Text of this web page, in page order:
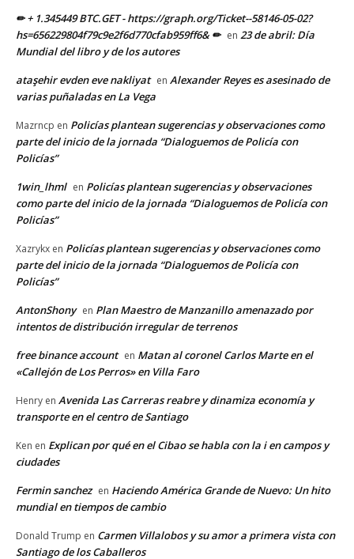
✏ + 1.345449 BTC.GET - https://graph.org/Ticket--58146-05-02?
hs=656229804f79c9e2f6d770cfab959ff6& ✏ en 23 de abril: Día
Mundial del libro y de los autores
ataşehir evden eve nakliyat en Alexander Reyes es asesinado de
varias puñaladas en La Vega
Mazrncp en Policías plantean sugerencias y observaciones como
parte del inicio de la jornada “Dialoguemos de Policía con
Policías”
1win_lhml en Policías plantean sugerencias y observaciones
como parte del inicio de la jornada “Dialoguemos de Policía con
Policías”
Xazrykx en Policías plantean sugerencias y observaciones como
parte del inicio de la jornada “Dialoguemos de Policía con
Policías”
AntonShony en Plan Maestro de Manzanillo amenazado por
intentos de distribución irregular de terrenos
free binance account en Matan al coronel Carlos Marte en el
«Callejón de Los Perros» en Villa Faro
Henry en Avenida Las Carreras reabre y dinamiza economía y
transporte en el centro de Santiago
Ken en Explican por qué en el Cibao se habla con la i en campos y
ciudades
Fermin sanchez en Haciendo América Grande de Nuevo: Un hito
mundial en tiempos de cambio
Donald Trump en Carmen Villalobos y su amor a primera vista con
Santiago de los Caballeros